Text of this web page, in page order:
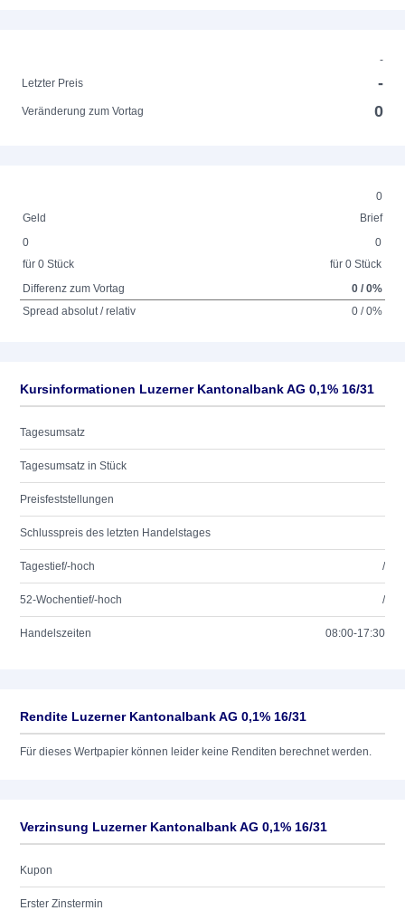
-
Letzter Preis
-
Veränderung zum Vortag 0
0
Geld
Brief
0
für 0 Stück
0
für 0 Stück
Differenz zum Vortag
0 / 0%
Spread absolut / relativ
0 / 0%
Kursinformationen Luzerner Kantonalbank AG 0,1% 16/31
Tagesumsatz
Tagesumsatz in Stück
Preisfeststellungen
Schlusspreis des letzten Handelstages
Tagestief/-hoch /
52-Wochentief/-hoch /
Handelszeiten 08:00-17:30
Rendite Luzerner Kantonalbank AG 0,1% 16/31
Für dieses Wertpapier können leider keine Renditen berechnet werden.
Verzinsung Luzerner Kantonalbank AG 0,1% 16/31
Kupon
Erster Zinstermin